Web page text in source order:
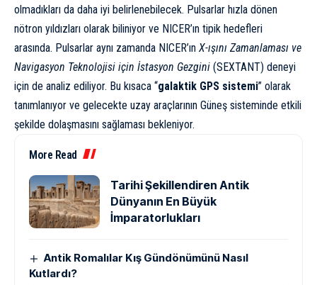
olmadıkları da daha iyi belirlenebilecek. Pulsarlar hızla dönen
nötron yıldızları olarak biliniyor ve NICER’ın tipik hedefleri
arasında. Pulsarlar aynı zamanda NICER’ın X-ışını Zamanlaması ve
Navigasyon Teknolojisi için İstasyon Gezgini (SEXTANT) deneyi
için de analiz ediliyor. Bu kısaca “galaktik GPS sistemi” olarak
tanımlanıyor ve gelecekte uzay araçlarının Güneş sisteminde etkili
şekilde dolaşmasını sağlaması bekleniyor.
More Read
Tarihi Şekillendiren Antik
Dünyanın En Büyük
İmparatorlukları
Antik Romalılar Kış Gündönümünü Nasıl
Kutlardı?